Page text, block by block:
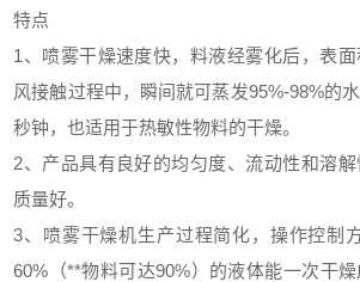
特点
1、喷雾干燥速度快，料液经雾化后，表
风接触过程中，瞬间就可蒸发95%-98%的
秒钟，也适用于热敏性物料的干燥。
2、产品具有良好的均匀度、流动性和溶解
质量好。
3、喷雾干燥机生产过程简化，操作控制
60%（**物料可达90%）的液体能一次干